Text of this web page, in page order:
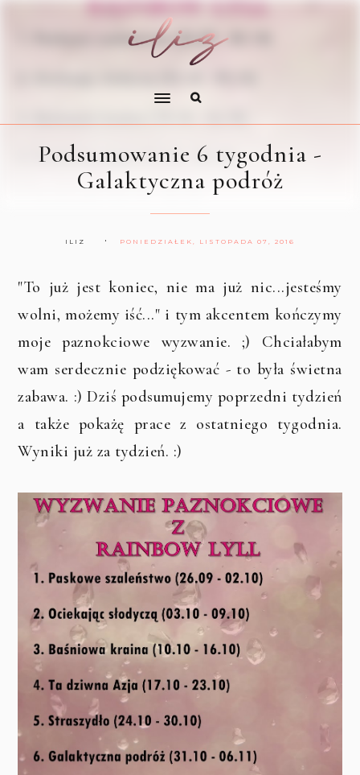
Podsumowanie 6 tygodnia -
Galaktyczna podróż
ILIZ PONIEDZIAŁEK, LISTOPADA 07, 2016
"To już jest koniec, nie ma już nic...jesteśmy
wolni, możemy iść..." i tym akcentem kończymy
moje paznokciowe wyzwanie. ;) Chciałabym
wam serdecznie podziękować - to była świetna
zabawa. :) Dziś podsumujemy poprzedni tydzień
a także pokażę prace z ostatniego tygodnia.
Wyniki już za tydzień. :)